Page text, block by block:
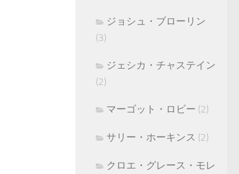
ジョシュ・ブローリン
(3)
ジェシカ・チャステイン
(2)
マーゴット・ロビー (2)
サリー・ホーキンス (2)
クロエ・グレース・モレ